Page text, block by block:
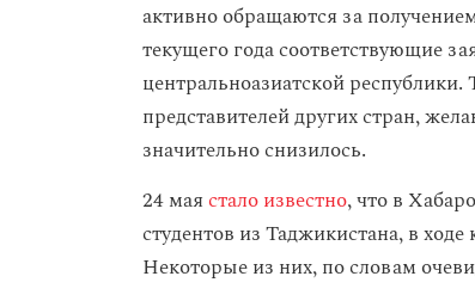
активно обращаются за
текущего года соответствующие
центральноазиатской
представителей других стран,
значительно снизилось.
24 маястало известно, что в
студентов из Таджикистана, в
Некоторые из них, по словам